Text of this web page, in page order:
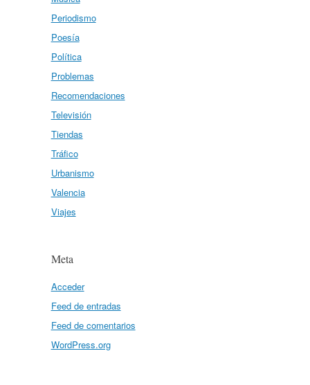
Periodismo
Poesía
Política
Problemas
Recomendaciones
Televisión
Tiendas
Tráfico
Urbanismo
Valencia
Viajes
Meta
Acceder
Feed de entradas
Feed de comentarios
WordPress.org